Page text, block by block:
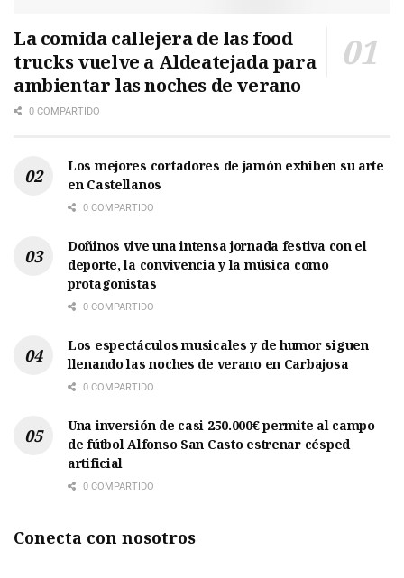
La comida callejera de las food
trucks vuelve a Aldeatejada para
ambientar las noches de verano
0 COMPARTIDO
Los mejores cortadores de jamón exhiben su arte
en Castellanos
0 COMPARTIDO
Doñinos vive una intensa jornada festiva con el
deporte, la convivencia y la música como
protagonistas
0 COMPARTIDO
Los espectáculos musicales y de humor siguen
llenando las noches de verano en Carbajosa
0 COMPARTIDO
Una inversión de casi 250.000€ permite al campo
de fútbol Alfonso San Casto estrenar césped
artificial
0 COMPARTIDO
Conecta con nosotros